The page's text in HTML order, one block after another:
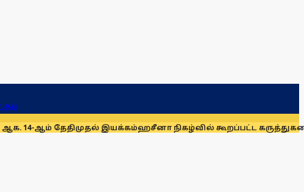
இயக்கம்ஹசீனா நிகழ்வில் கூறப்பட்ட கருத்துகளை